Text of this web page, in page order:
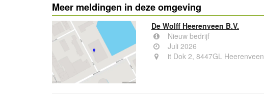
Meer meldingen in deze omgeving
De Wolff Heerenveen B.V.
Nieuw bedrijf
Juli 2026
it Dok 2, 8447GL Heerenveen